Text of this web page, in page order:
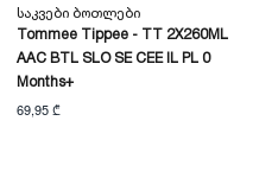
Საკვები Ბოთლები
Tommee Tippee - TT 2X260ML
AAC BTL SLO SE CEE IL PL 0
Months+
69,95 ₾